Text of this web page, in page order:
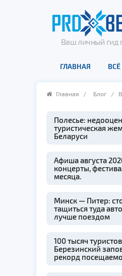
Ваш личный гид
ГЛАВНАЯ
Главная / Блог / В
Полесье:
туристическая
Беларуси
Афиша августа
концерты,
месяца.
Минск — Питер:
тащиться туда
лучше поездом
100 тысяч
Березинский
рекорд